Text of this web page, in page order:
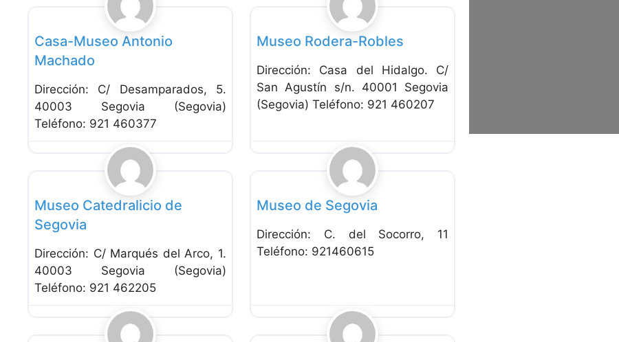
Casa-Museo Antonio
Machado
Dirección: C/ Desamparados, 5.
40003 Segovia (Segovia)
Teléfono: 921 460377
Museo Rodera-Robles
Dirección: Casa del Hidalgo. C/
San Agustín s/n. 40001 Segovia
(Segovia) Teléfono: 921 460207
Museo Catedralicio de
Segovia
Dirección: C/ Marqués del Arco, 1.
40003 Segovia (Segovia)
Teléfono: 921 462205
Museo de Segovia
Dirección: C. del Socorro, 11
Teléfono: 921460615